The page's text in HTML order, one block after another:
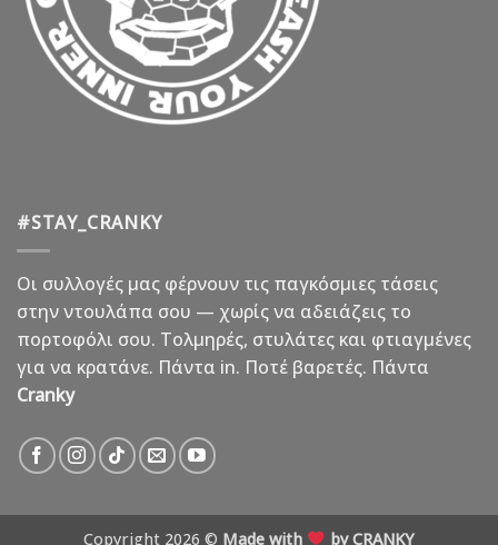
#STAY_CRANKY
Οι συλλογές μας φέρνουν τις παγκόσμιες τάσεις
στην ντουλάπα σου — χωρίς να αδειάζεις το
πορτοφόλι σου. Τολμηρές, στυλάτες και φτιαγμένες
για να κρατάνε. Πάντα in. Ποτέ βαρετές. Πάντα
Cranky
Copyright 2026 © Made with by CRANKY